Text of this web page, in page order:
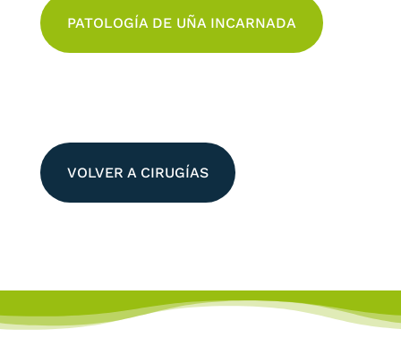
PATOLOGÍA DE UÑA INCARNADA
VOLVER A CIRUGÍAS